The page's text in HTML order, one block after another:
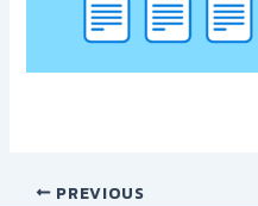
PREVIOUS